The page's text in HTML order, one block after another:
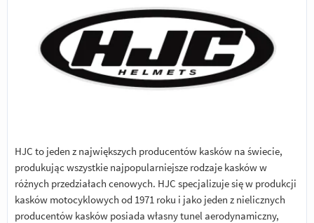
HJC to jeden z największych producentów kasków na świecie,
produkując wszystkie najpopularniejsze rodzaje kasków w
różnych przedziałach cenowych. HJC specjalizuje się w produkcji
kasków motocyklowych od 1971 roku i jako jeden z nielicznych
producentów kasków posiada własny tunel aerodynamiczny,